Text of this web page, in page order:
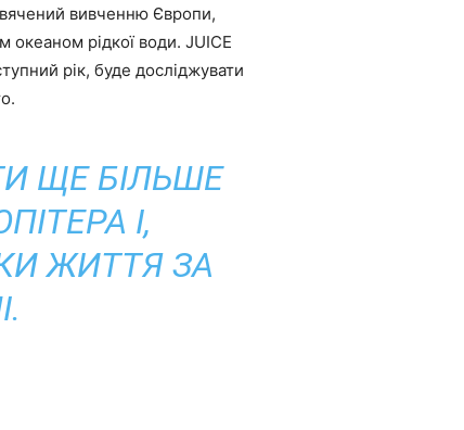
вивченню Європи,
океаном рідкої води. JUICE
рік, буде досліджувати
ЩЕ БІЛЬШЕ
І,
ЖИТТЯ ЗА